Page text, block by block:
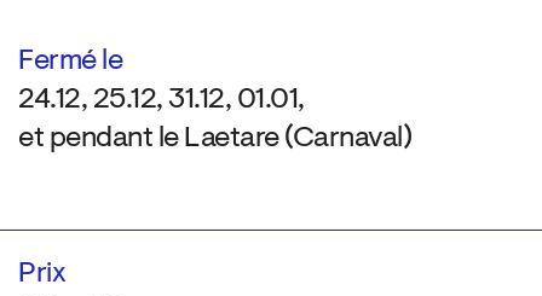
Fermé le
24.12, 25.12, 31.12, 01.01,
et pendant le Laetare (Carnaval)
Prix